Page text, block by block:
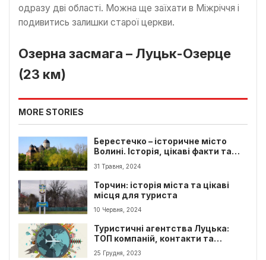
одразу дві області. Можна ще заїхати в Міжріччя і
подивитись залишки старої церкви.
Озерна засмага – Луцьк-Озерце
(23 км)
MORE STORIES
Берестечко – історичне місто
Волині. Історія, цікаві факти та
видатні місця
31 Травня, 2024
Торчин: історія міста та цікаві
місця для туриста
10 Червня, 2024
Туристичні агентства Луцька:
ТОП компаній, контакти та
поради туристам
25 Грудня, 2023